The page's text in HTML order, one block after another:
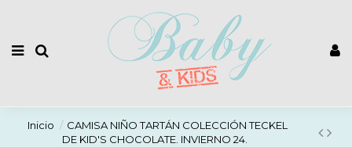
Inicio
CAMISA NIÑO TARTÁN COLECCIÓN TECKEL
DE KID'S CHOCOLATE. INVIERNO 24.